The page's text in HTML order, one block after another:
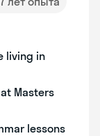
living in
Masters
lessons